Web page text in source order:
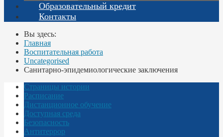
Образовательный кредит
Контакты
Вы здесь:
Главная
Воспитательная работа
Uncategorised
Санитарно-эпидемиологические заключения
Страницы истории
Расписание
Дистанционное обучение
Доступная среда
Безопасность
Антитеррор